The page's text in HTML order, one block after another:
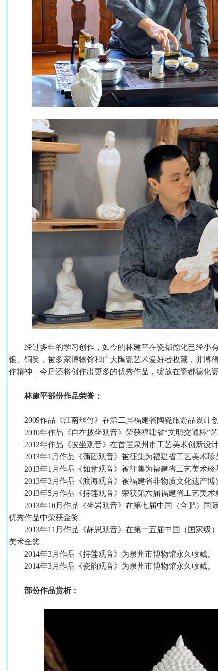
经过多年的学习创作，如今的林建平在瓷都德化已经小
银、铜奖，被多家博物馆和广大陶瓷艺术爱好者收藏，并博
作精神，今后还将创作出更多的优秀作品，绽放在瓷都德化
林建平部份作品荣誉：
2009作品《江南丝竹》在第二届福建省陶瓷旅游品设计
2010年作品《自在披坐观音》荣获福建省“文明交通杯”
2012年作品《披坐观音》在首届泉州市工艺美术创新设计
2013年1月作品《蒲团观音》被征集为福建省工艺美术珍
2013年1月作品《如意观音》被征集为福建省工艺美术珍
2013年3月作品《渡海观音》被福建省非物质文化遗产博
2013年5月作品《持莲观音》荣获第六届福建省工艺美术
2013年10月作品《坐岩观音》在第七届中国（合肥）国
优秀作品中荣获金奖
2013年11月作品《静思观音》在第十五届中国（国家级
美术金奖
2014年3月作品《持莲观音》为泉州市博物馆永久收藏。
2014年3月作品《瓷韵观音》为泉州市博物馆永久收藏。
部份作品赏析：